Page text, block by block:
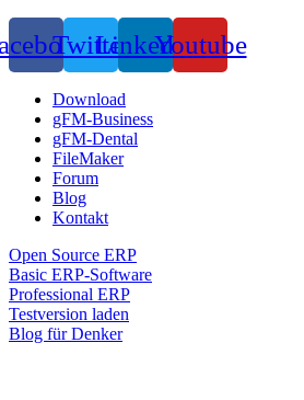
TwitterLinkedinYoutube
Download
gFM-Business
gFM-Dental
FileMaker
Forum
Blog
Kontakt
Open Source ERP
Basic ERP-Software
Professional ERP
Testversion laden
Blog für Denker